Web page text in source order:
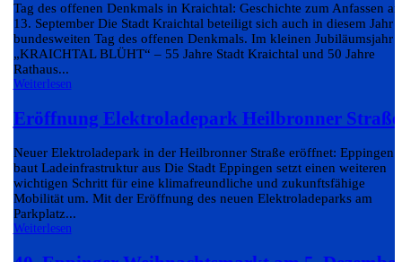
Tag des offenen Denkmals in Kraichtal: Geschichte zum Anfassen
13. September Die Stadt Kraichtal beteiligt sich auch in diesem Jahr
bundesweiten Tag des offenen Denkmals. Im kleinen Jubiläumsjahr
„KRAICHTAL BLÜHT“ – 55 Jahre Stadt Kraichtal und 50 Jahre
Rathaus...
Weiterlesen
Eröffnung Elektroladepark Heilbronner Straße
Neuer Elektroladepark in der Heilbronner Straße eröffnet: Eppingen
baut Ladeinfrastruktur aus Die Stadt Eppingen setzt einen weiteren
wichtigen Schritt für eine klimafreundliche und zukunftsfähige
Mobilität um. Mit der Eröffnung des neuen Elektroladeparks am
Parkplatz...
Weiterlesen